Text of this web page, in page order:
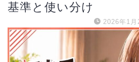
基準と使い分け
2026年1月